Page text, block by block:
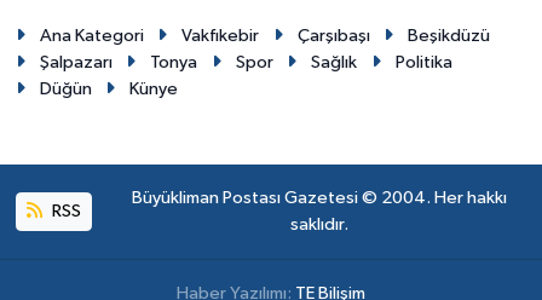
Ana Kategori Vakfıkebir Çarşıbaşı
Beşikdüzü
Şalpazarı
Tonya Spor Sağlık
Politika
Düğün
Künye
RSS
Büyükliman Postası Gazetesi © 2004. Her hakkı
saklıdır.
Haber Yazılımı: TE Bilişim